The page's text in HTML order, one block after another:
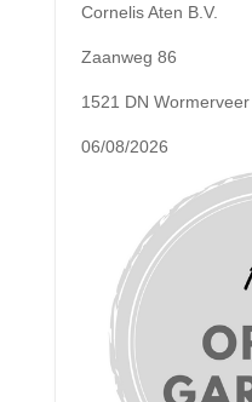
Cornelis Aten B.V.
Zaanweg 86
1521 DN Wormerveer
06/08/2026